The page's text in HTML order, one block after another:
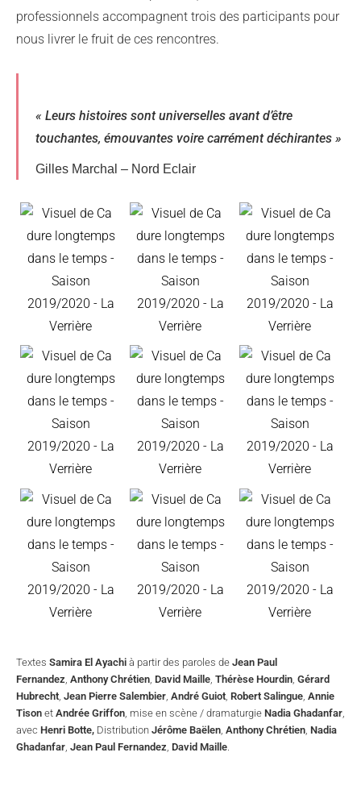
professionnels accompagnent trois des participants pour
nous livrer le fruit de ces rencontres.
« Leurs histoires sont universelles avant d’être
touchantes, émouvantes voire carrément déchirantes »
Gilles Marchal – Nord Eclair
Textes Samira El Ayachi à partir des paroles de Jean Paul
Fernandez Anthony Chrétien David Maille Thérèse Hourdin Gérard
Hubrecht Jean Pierre Salembier André Guiot Robert Salingue Annie
Tison et Andrée Griffon , mise en scène / dramaturgie Nadia Ghadanfar
avec Henri Botte, Distribution Jérôme Baëlen Anthony Chrétien Nadia
Ghadanfar Jean Paul Fernandez David Maille